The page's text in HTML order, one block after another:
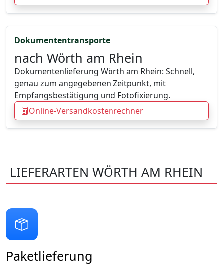
Dokumententransporte
nach Wörth am Rhein
Dokumentenlieferung Wörth am Rhein: Schnell,
genau zum angegebenen Zeitpunkt, mit
Empfangsbestätigung und Fotofixierung.
Online-Versandkostenrechner
LIEFERARTEN WÖRTH AM RHEIN
Paketlieferung